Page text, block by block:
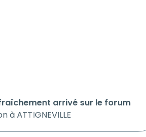
fraîchement arrivé sur le forum
à ATTIGNEVILLE